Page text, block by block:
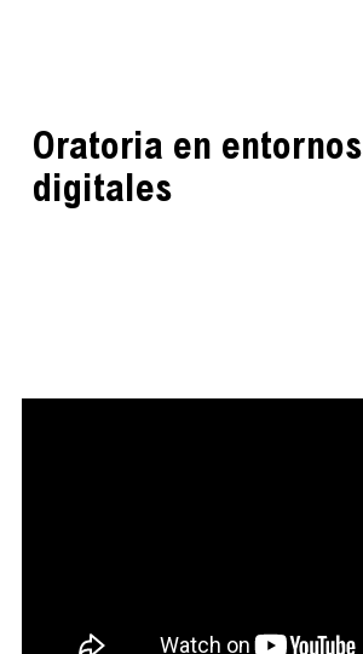
Oratoria en entornos
digitales